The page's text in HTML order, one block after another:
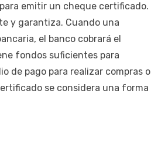
emitir un cheque certificado.
y garantiza. Cuando una
el banco cobrará el
fondos suficientes para
de pago para realizar compras o
se considera una forma